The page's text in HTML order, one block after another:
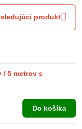
produkt
/ 5 metrov s
Do košíka